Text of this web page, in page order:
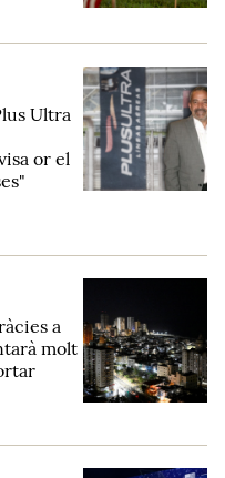
Ultra
or el
a
molt